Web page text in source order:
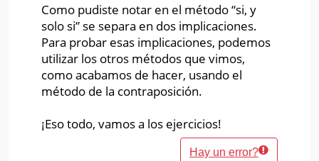
Como pudiste notar en el método “si, y
solo si” se separa en dos implicaciones.
Para probar esas implicaciones, podemos
utilizar los otros métodos que vimos,
como acabamos de hacer, usando el
método de la contraposición.
¡Eso todo, vamos a los ejercicios!
Hay un error?